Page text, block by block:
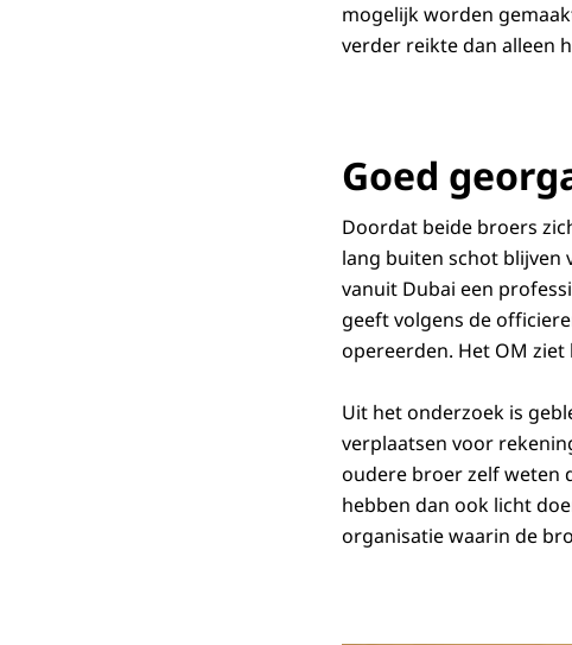
mogelijk worden
verder reikte dan alleen
Goed
Doordat beide broers
lang buiten schot blijven
vanuit Dubai een
geeft volgens de
opereerden. Het OM ziet
Uit het onderzoek is
verplaatsen voor
oudere broer zelf weten
hebben dan ook licht
organisatie waarin de